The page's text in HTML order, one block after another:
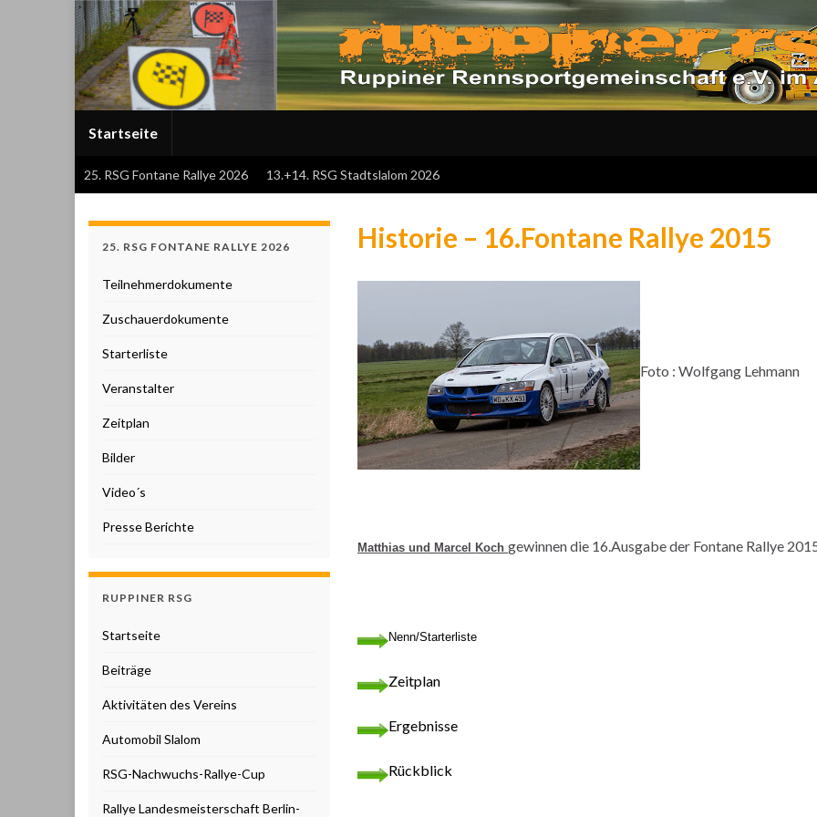
Startseite
25. RSG Fontane Rallye 2026 13.+14. RSG Stadtslalom 2026
Historie – 16.Fontane Rallye 2015
Foto : Wolfgang Lehmann
Matthias und Marcel Koch gewinnen die 16.Ausgabe der Fontane Rallye
Nenn/Starterliste
Zeitplan
Ergebnisse
Rückblick
25. RSG FONTANE RALLYE 2026
Teilnehmerdokumente
Zuschauerdokumente
Starterliste
Veranstalter
Zeitplan
Bilder
Video´s
Presse Berichte
RUPPINER RSG
Startseite
Beiträge
Aktivitäten des Vereins
Automobil Slalom
RSG-Nachwuchs-Rallye-Cup
Rallye Landesmeisterschaft Berlin-